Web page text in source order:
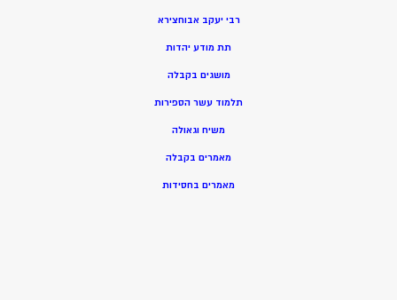
רבי יעקב אבוחצירא
תת מודע יהדות
מושגים בקבלה
תלמוד עשר הספירות
משיח וגאולה
מאמרים בקבלה
מאמרים בחסידות